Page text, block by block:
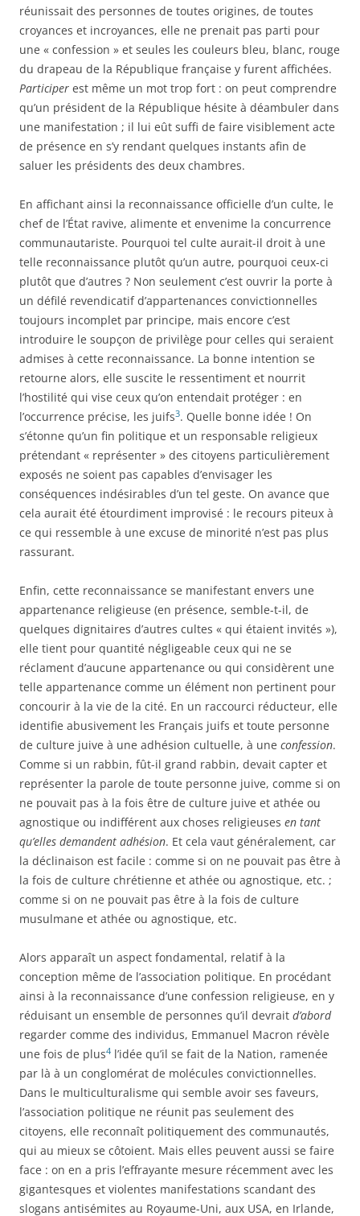
réunissait des personnes de toutes origines, de toutes
croyances et incroyances, elle ne prenait pas parti pour
une « confession » et seules les couleurs bleu, blanc, rouge
du drapeau de la République française y furent affichées.
Participer est même un mot trop fort : on peut comprendre
qu’un président de la République hésite à déambuler dans
une manifestation ; il lui eût suffi de faire visiblement acte
de présence en s’y rendant quelques instants afin de
saluer les présidents des deux chambres.
En affichant ainsi la reconnaissance officielle d’un culte, le
chef de l’État ravive, alimente et envenime la concurrence
communautariste. Pourquoi tel culte aurait-il droit à une
telle reconnaissance plutôt qu’un autre, pourquoi ceux-ci
plutôt que d’autres ? Non seulement c’est ouvrir la porte à
un défilé revendicatif d’appartenances convictionnelles
toujours incomplet par principe, mais encore c’est
introduire le soupçon de privilège pour celles qui seraient
admises à cette reconnaissance. La bonne intention se
retourne alors, elle suscite le ressentiment et nourrit
l’hostilité qui vise ceux qu’on entendait protéger : en
l’occurrence précise, les juifs3. Quelle bonne idée ! On
s’étonne qu’un fin politique et un responsable religieux
prétendant « représenter » des citoyens particulièrement
exposés ne soient pas capables d’envisager les
conséquences indésirables d’un tel geste. On avance que
cela aurait été étourdiment improvisé : le recours piteux à
ce qui ressemble à une excuse de minorité n’est pas plus
rassurant.
Enfin, cette reconnaissance se manifestant envers une
appartenance religieuse (en présence, semble-t-il, de
quelques dignitaires d’autres cultes « qui étaient invités »),
elle tient pour quantité négligeable ceux qui ne se
réclament d’aucune appartenance ou qui considèrent une
telle appartenance comme un élément non pertinent pour
concourir à la vie de la cité. En un raccourci réducteur, elle
identifie abusivement les Français juifs et toute personne
de culture juive à une adhésion cultuelle, à une confession.
Comme si un rabbin, fût-il grand rabbin, devait capter et
représenter la parole de toute personne juive, comme si on
ne pouvait pas à la fois être de culture juive et athée ou
agnostique ou indifférent aux choses religieuses en tant
qu’elles demandent adhésion. Et cela vaut généralement, car
la déclinaison est facile : comme si on ne pouvait pas être à
la fois de culture chrétienne et athée ou agnostique, etc. ;
comme si on ne pouvait pas être à la fois de culture
musulmane et athée ou agnostique, etc.
Alors apparaît un aspect fondamental, relatif à la
conception même de l’association politique. En procédant
ainsi à la reconnaissance d’une confession religieuse, en y
réduisant un ensemble de personnes qu’il devrait d’abord
regarder comme des individus, Emmanuel Macron révèle
une fois de plus4 l’idée qu’il se fait de la Nation, ramenée
par là à un conglomérat de molécules convictionnelles.
Dans le multiculturalisme qui semble avoir ses faveurs,
l’association politique ne réunit pas seulement des
citoyens, elle reconnaît politiquement des communautés,
qui au mieux se côtoient. Mais elles peuvent aussi se faire
face : on en a pris l’effrayante mesure récemment avec les
gigantesques et violentes manifestations scandant des
slogans antisémites au Royaume-Uni, aux USA, en Irlande,